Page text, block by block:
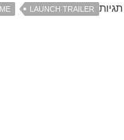
תגיות LAUNCH TRAILER